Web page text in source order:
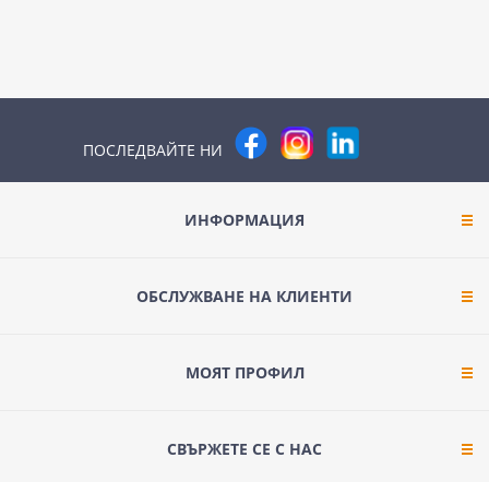
ПОСЛЕДВАЙТЕ НИ
ИНФОРМАЦИЯ
ОБСЛУЖВАНЕ НА КЛИЕНТИ
МОЯТ ПРОФИЛ
СВЪРЖЕТЕ СЕ С НАС